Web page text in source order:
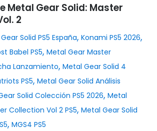
Metal Gear Solid: Master
2
Solid PS5 España, Konami PS5 2026,
Babel PS5, Metal Gear Master
Lanzamiento, Metal Gear Solid 4
PS5, Metal Gear Solid Análisis
Solid Colección PS5 2026, Metal
Collection Vol 2 PS5, Metal Gear Solid
, MGS4 PS5